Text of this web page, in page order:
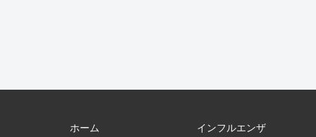
ホーム インフルエンザ